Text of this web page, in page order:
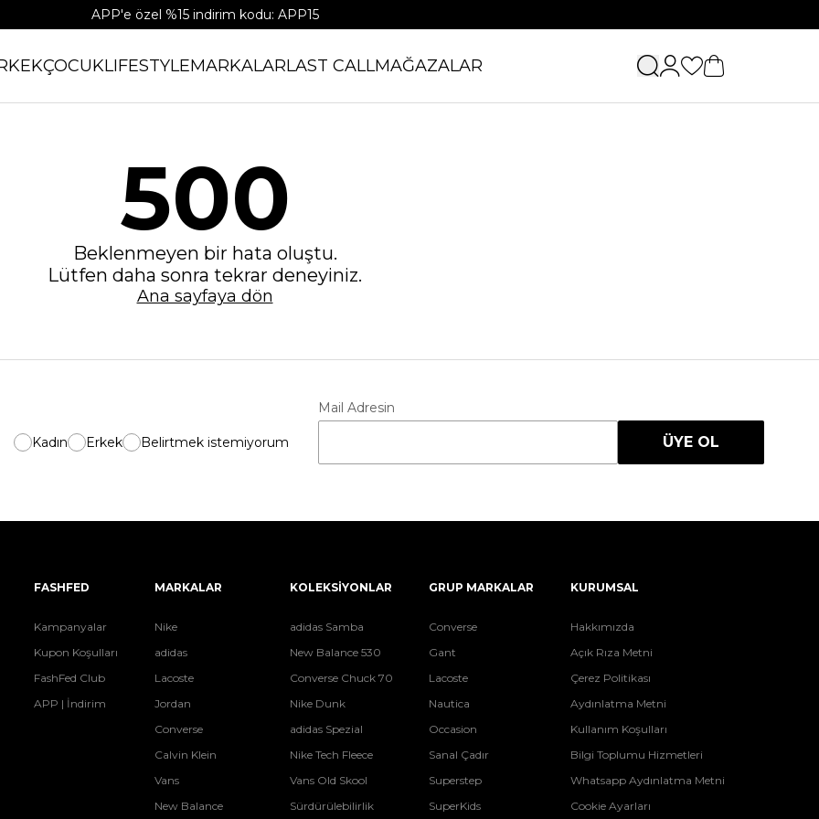
APP'e özel %15 indirim kodu: APP15
ÇOCUKLIFESTYLEMARKALARLAST CALLMAĞAZALAR
500
Beklenmeyen bir hata oluştu.
Lütfen daha sonra tekrar deneyiniz.
Ana sayfaya dön
Kadın Erkek Belirtmek istemiyorum
Mail Adresin
ÜYE OL
FASHFED
Kampanyalar
Kupon Koşulları
FashFed Club
APP | İndirim
MARKALAR
Nike
adidas
Lacoste
Jordan
Converse
Calvin Klein
Vans
New Balance
KOLEKSİYONLAR
adidas Samba
New Balance 530
Converse Chuck 70
Nike Dunk
adidas Spezial
Nike Tech Fleece
Vans Old Skool
Sürdürülebilirlik
GRUP MARKALAR
Converse
Gant
Lacoste
Nautica
Occasion
Sanal Çadır
Superstep
SuperKids
KURUMSAL
Hakkımızda
Açık Rıza Metni
Çerez Politikası
Aydınlatma Metni
Kullanım Koşulları
Bilgi Toplumu Hizmetleri
Whatsapp Aydınlatma Metni
Cookie Ayarları